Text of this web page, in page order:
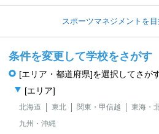
スポーツマネジメントを
条件を変更して学校をさがす
[エリア・都道府県]を選択してさが
[エリア]
北海道 東北 関東・甲信越 東海・
九州・沖縄